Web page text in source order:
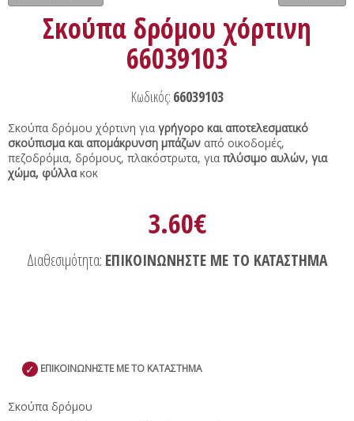
Σκούπα δρόμου χόρτινη
66039103
Κωδικός: 66039103
Σκούπα δρόμου χόρτινη για γρήγορο και αποτελεσματικό
σκούπισμα και απομάκρυνση μπάζων από οικοδομές,
πεζοδρόμια, δρόμους, πλακόστρωτα, για πλύσιμο αυλών, για
χώμα, φύλλακοκ
3.60€
Διαθεσιμότητα: ΕΠΙΚΟΙΝΩΝΗΣΤΕ ΜΕ ΤΟ ΚΑΤΑΣΤΗΜΑ
✓ ΕΠΙΚΟΙΝΩΝΗΣΤΕ ΜΕ ΤΟ ΚΑΤΑΣΤΗΜΑ
Σκούπα δρόμου